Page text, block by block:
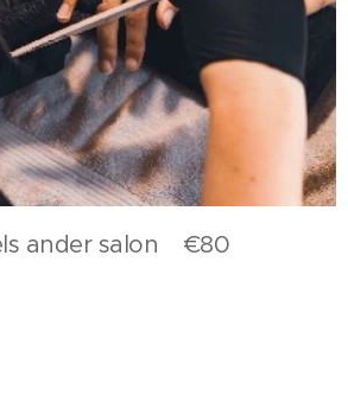
ander salon €80